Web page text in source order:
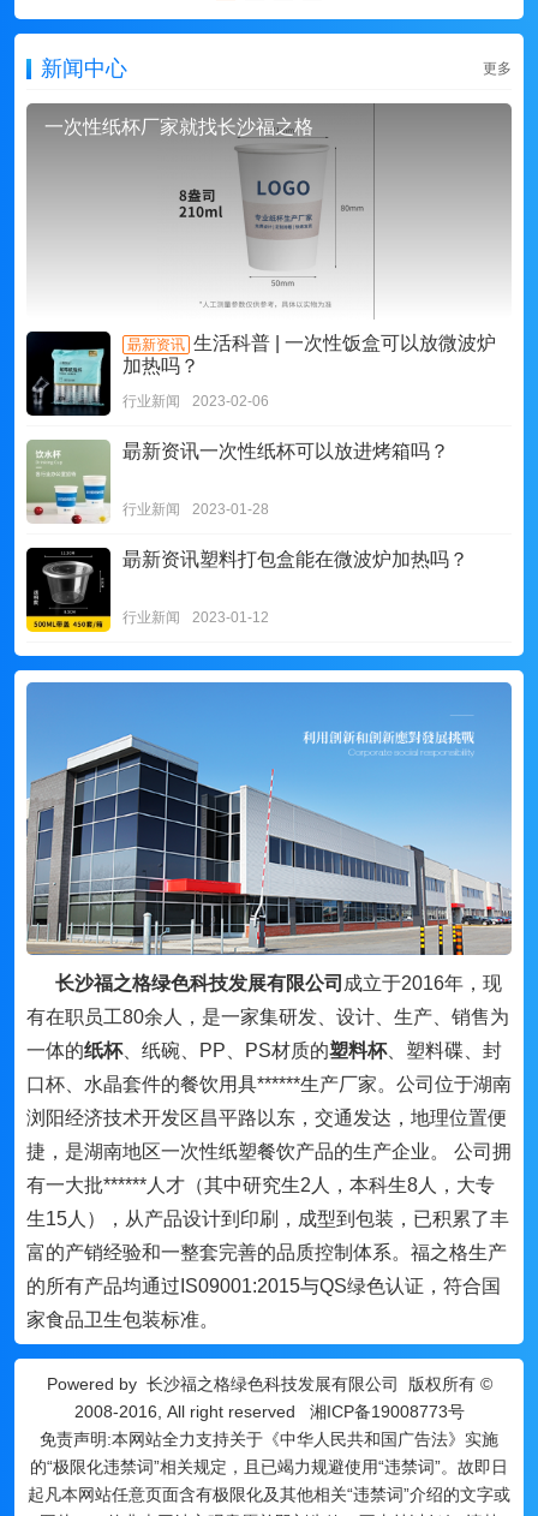
新闻中心 更多
一次性纸杯厂家就找长沙福之格
朂新资讯 生活科普 | 一次性饭盒可以放微波炉
加热吗？
行业新闻 2023-02-06
朂新资讯一次性纸杯可以放进烤箱吗？
行业新闻 2023-01-28
朂新资讯塑料打包盒能在微波炉加热吗？
行业新闻 2023-01-12
长沙福之格绿色科技发展有限公司 成立于2016年，现
有在职员工80余人，是一家集研发、设计、生产、销售为
一体的纸杯、纸碗、PP、PS材质的塑料杯、塑料碟、封
口杯、水晶套件的餐饮用具******生产厂家。公司位于湖南
浏阳经济技术开发区昌平路以东，交通发达，地理位置便
捷，是湖南地区一次性纸塑餐饮产品的生产企业。 公司拥
有一大批******人才（其中研究生2人，本科生8人，大专
生15人），从产品设计到印刷，成型到包装，已积累了丰
富的产销经验和一整套完善的品质控制体系。福之格生产
的所有产品均通过IS09001:2015与QS绿色认证，符合国
家食品卫生包装标准。
Powered by 长沙福之格绿色科技发展有限公司
版权所有 ©
2008-2016, All right reserved 湘ICP备19008773号
免责声明:本网站全力支持关于《中华人民共和国广告法》实施
的“极限化违禁词”相关规定，且已竭力规避使用“违禁词”。故即日
起凡本网站任意页面含有极限化及其他相关“违禁词”介绍的文字或